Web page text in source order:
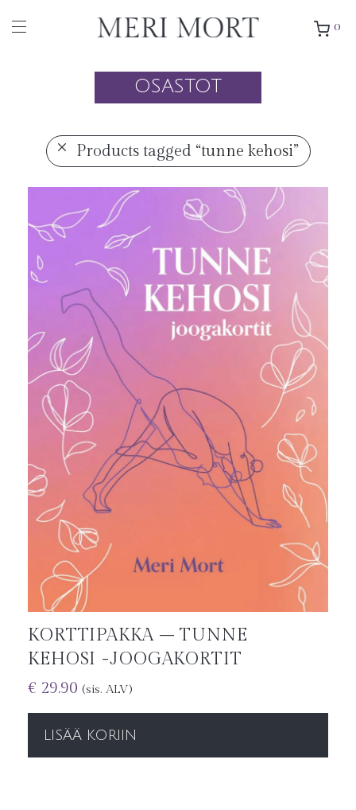
0
OSASTOT
Products tagged “tunne kehosi”
KORTTIPAKKA – TUNNE
KEHOSI -JOOGAKORTIT
€ 29.90 (sis. ALV)
LISÄÄ KORIIN